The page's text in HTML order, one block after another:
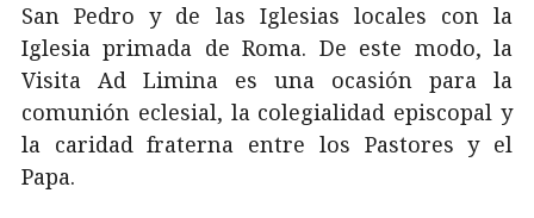
San Pedro y de las Iglesias locales con la
Iglesia primada de Roma. De este modo, la
Visita Ad Limina es una ocasión para la
comunión eclesial, la colegialidad episcopal y
la caridad fraterna entre los Pastores y el
Papa.